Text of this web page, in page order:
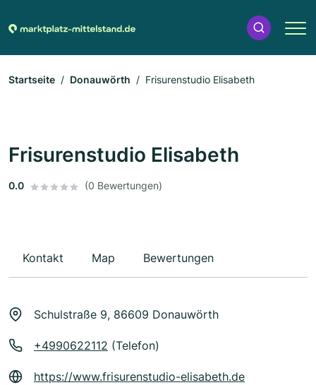
Startseite Donauwörth Frisurenstudio Elisabeth
Frisurenstudio Elisabeth
0.0 (0 Bewertungen)
Kontakt Map Bewertungen
Schulstraße 9, 86609 Donauwörth
+4990622112 (Telefon)
https://www.frisurenstudio-elisabeth.de